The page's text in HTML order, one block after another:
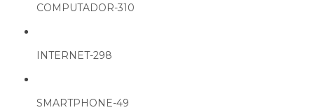
COMPUTADOR-310
INTERNET-298
SMARTPHONE-49